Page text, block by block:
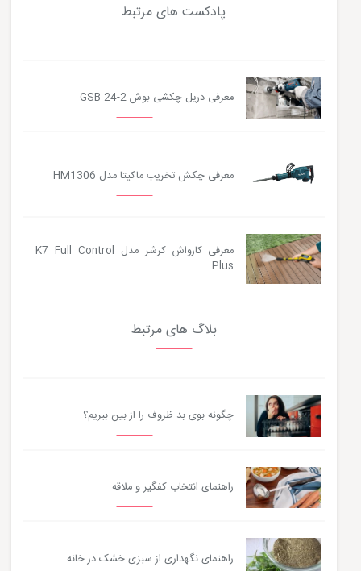
پادکست های مرتبط
معرفی دریل چکشی بوش GSB 24-2
معرفی چکش تخریب ماکیتا مدل HM1306
معرفی کارواش کرشر مدل K7 Full Control
Plus
بلاگ های مرتبط
چگونه بوی بد ظروف را از بین ببریم؟
راهنمای انتخاب کفگیر و ملاقه
راهنمای نگهداری از سبزی خشک در خانه